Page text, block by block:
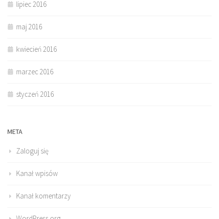
lipiec 2016
maj 2016
kwiecień 2016
marzec 2016
styczeń 2016
META
Zaloguj się
Kanał wpisów
Kanał komentarzy